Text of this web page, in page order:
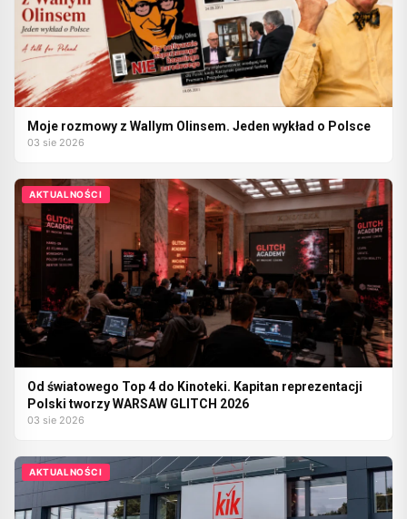
Moje rozmowy z Wallym Olinsem. Jeden wykład o Polsce
03 sie 2026
AKTUALNOŚCI
Od światowego Top 4 do Kinoteki. Kapitan reprezentacji
Polski tworzy WARSAW GLITCH 2026
03 sie 2026
AKTUALNOŚCI